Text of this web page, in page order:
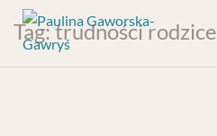
Tag:trudności rodzice